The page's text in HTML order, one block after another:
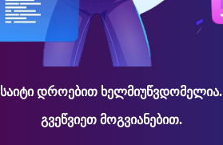
საიტი დროებით ხელმიუწვდომელია.
გვეწვიეთ მოგვიანებით.